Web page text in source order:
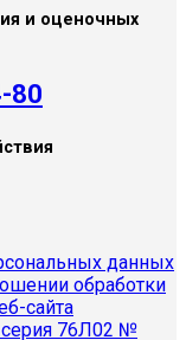
и оценочных
80
данных
обработки
сайта
серия 76Л02 №